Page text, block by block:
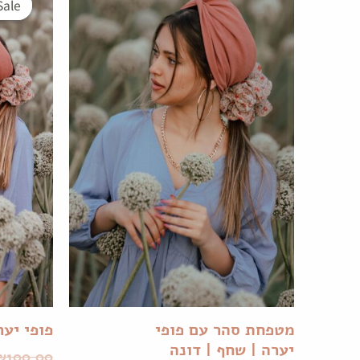
מטפחת סהר עם פופי
יערה | שחף | דונה
פופי